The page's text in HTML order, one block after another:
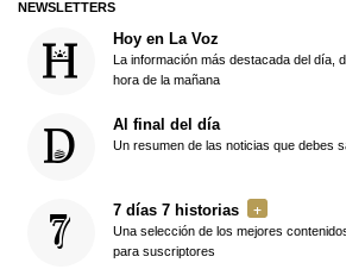
NEWSLETTERS
Hoy en La Voz
La información más destacada del día,
hora de la mañana
Al final del día
Un resumen de las noticias que debes
7 días 7 historias
Una selección de los mejores
para suscriptores